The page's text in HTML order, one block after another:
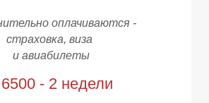
оплачиваются -
страховка, виза
и авиабилеты
- 2 недели